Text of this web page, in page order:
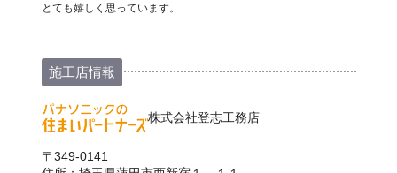
とても嬉しく思っています。
施工店情報
株式会社登志工務店
〒349-0141